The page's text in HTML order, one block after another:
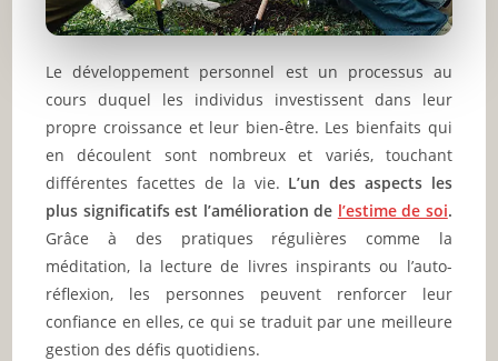
Le développement personnel est un processus au
cours duquel les individus investissent dans leur
propre croissance et leur bien-être. Les bienfaits qui
en découlent sont nombreux et variés, touchant
différentes facettes de la vie. L’un des aspects les
plus significatifs est l’amélioration de l’estime de soi.
Grâce à des pratiques régulières comme la
méditation, la lecture de livres inspirants ou l’auto-
réflexion, les personnes peuvent renforcer leur
confiance en elles, ce qui se traduit par une meilleure
gestion des défis quotidiens.